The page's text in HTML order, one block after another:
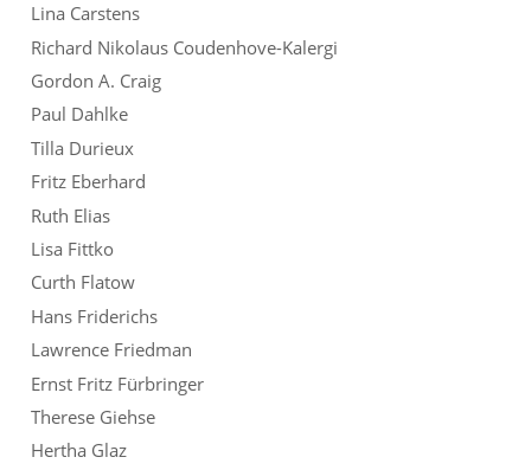
Lina Carstens
Richard Nikolaus Coudenhove-Kalergi
Gordon A. Craig
Paul Dahlke
Tilla Durieux
Fritz Eberhard
Ruth Elias
Lisa Fittko
Curth Flatow
Hans Friderichs
Lawrence Friedman
Ernst Fritz Fürbringer
Therese Giehse
Hertha Glaz